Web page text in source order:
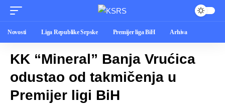
Novosti Liga Republike Srpske Premijer liga BiH Arhiva
KK “Mineral” Banja Vrućica
odustao od takmičenja u
Premijer ligi BiH